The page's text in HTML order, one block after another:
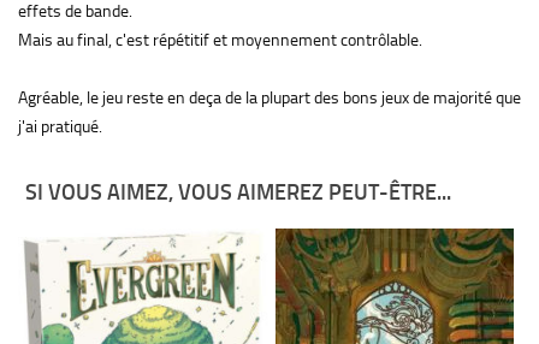
effets de bande.
Mais au final, c'est répétitif et moyennement contrôlable.
Agréable, le jeu reste en deça de la plupart des bons jeux de majorité que
j'ai pratiqué.
SI VOUS AIMEZ, VOUS AIMEREZ PEUT-ÊTRE...